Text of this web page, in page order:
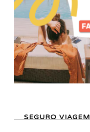
SEGURO VIAGEM